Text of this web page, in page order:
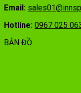
Email:
Hotline: 0967 025
BẢN ĐỒ